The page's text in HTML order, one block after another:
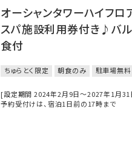
オーシャンタワーハイフ
スパ施設利用券付き♪バ
食付
ちゅらとく限定 朝食のみ 駐車場無料
[設定期間 2024年2月9日～2027年1月31
予約受付けは、宿泊1日前の17時まで